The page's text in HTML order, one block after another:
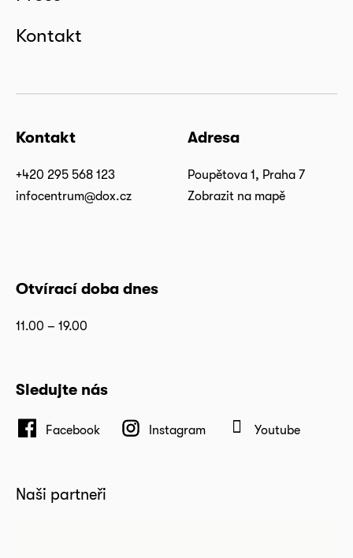
Kontakt
Kontakt
+420 295 568 123
infocentrum@dox.cz
Adresa
Poupětova 1, Praha 7
Zobrazit na mapě
Otvírací doba dnes
11.00 – 19.00
Sledujte nás
Facebook Instagram Youtube
Naši partneři